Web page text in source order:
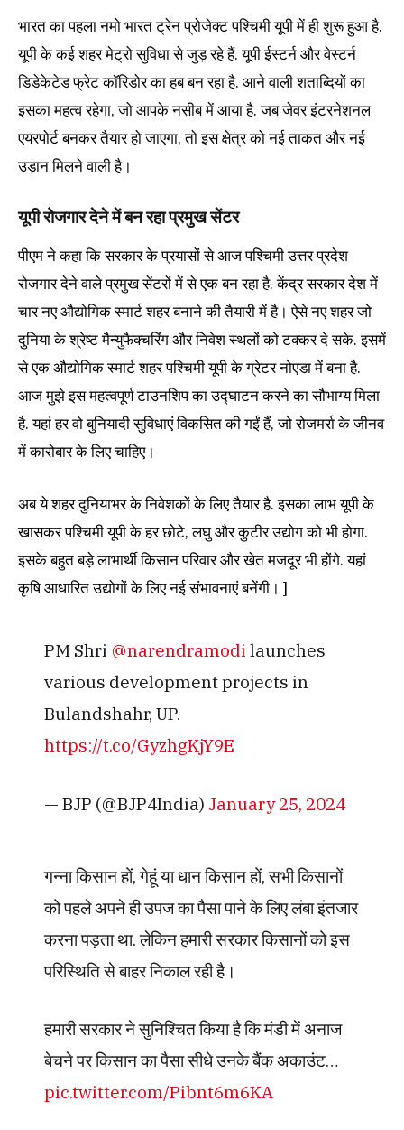
भारत का पहला नमो भारत ट्रेन प्रोजेक्ट पश्चिमी यूपी में ही शुरू हुआ है.
यूपी के कई शहर मेट्रो सुविधा से जुड़ रहे हैं. यूपी ईस्टर्न और वेस्टर्न
डिडेकेटेड फ्रेट कॉरिडोर का हब बन रहा है. आने वाली शताब्दियों का
इसका महत्व रहेगा, जो आपके नसीब में आया है. जब जेवर इंटरनेशनल
एयरपोर्ट बनकर तैयार हो जाएगा, तो इस क्षेत्र को नई ताकत और नई
उड़ान मिलने वाली है।
यूपी रोजगार देने में बन रहा प्रमुख सेंटर
पीएम ने कहा कि सरकार के प्रयासों से आज पश्चिमी उत्तर प्रदेश
रोजगार देने वाले प्रमुख सेंटरों में से एक बन रहा है. केंद्र सरकार देश में
चार नए औद्योगिक स्मार्ट शहर बनाने की तैयारी में है। ऐसे नए शहर जो
दुनिया के श्रेष्ट मैन्युफैक्चरिंग और निवेश स्थलों को टक्कर दे सके. इसमें
से एक औद्योगिक स्मार्ट शहर पश्चिमी यूपी के ग्रेटर नोएडा में बना है.
आज मुझे इस महत्वपूर्ण टाउनशिप का उद्घाटन करने का सौभाग्य मिला
है. यहां हर वो बुनियादी सुविधाएं विकसित की गईं हैं, जो रोजमर्रा के जीनव
में कारोबार के लिए चाहिए।
अब ये शहर दुनियाभर के निवेशकों के लिए तैयार है. इसका लाभ यूपी के
खासकर पश्चिमी यूपी के हर छोटे, लघु और कुटीर उद्योग को भी होगा.
इसके बहुत बड़े लाभार्थी किसान परिवार और खेत मजदूर भी होंगे. यहां
कृषि आधारित उद्योगों के लिए नई संभावनाएं बनेंगी। ]
PM Shri @narendramodi launches
various development projects in
Bulandshahr, UP.
https://t.co/GyzhgKjY9E
— BJP (@BJP4India) January 25, 2024
गन्ना किसान हों, गेहूं या धान किसान हों, सभी किसानों
को पहले अपने ही उपज का पैसा पाने के लिए लंबा इंतजार
करना पड़ता था. लेकिन हमारी सरकार किसानों को इस
परिस्थिति से बाहर निकाल रही है।
हमारी सरकार ने सुनिश्चित किया है कि मंडी में अनाज
बेचने पर किसान का पैसा सीधे उनके बैंक अकाउंट…
pic.twitter.com/Pibnt6m6KA